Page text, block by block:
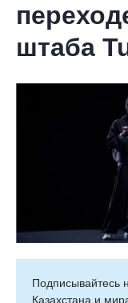
штаба
Подписывайтесь
Казахстана и